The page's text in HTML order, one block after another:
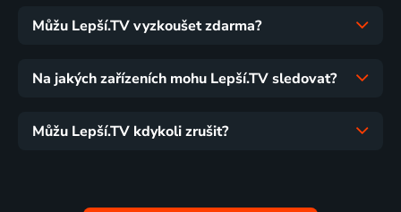
Můžu Lepší.TV vyzkoušet zdarma?
Na jakých zařízeních mohu Lepší.TV sledovat?
Můžu Lepší.TV kdykoli zrušit?